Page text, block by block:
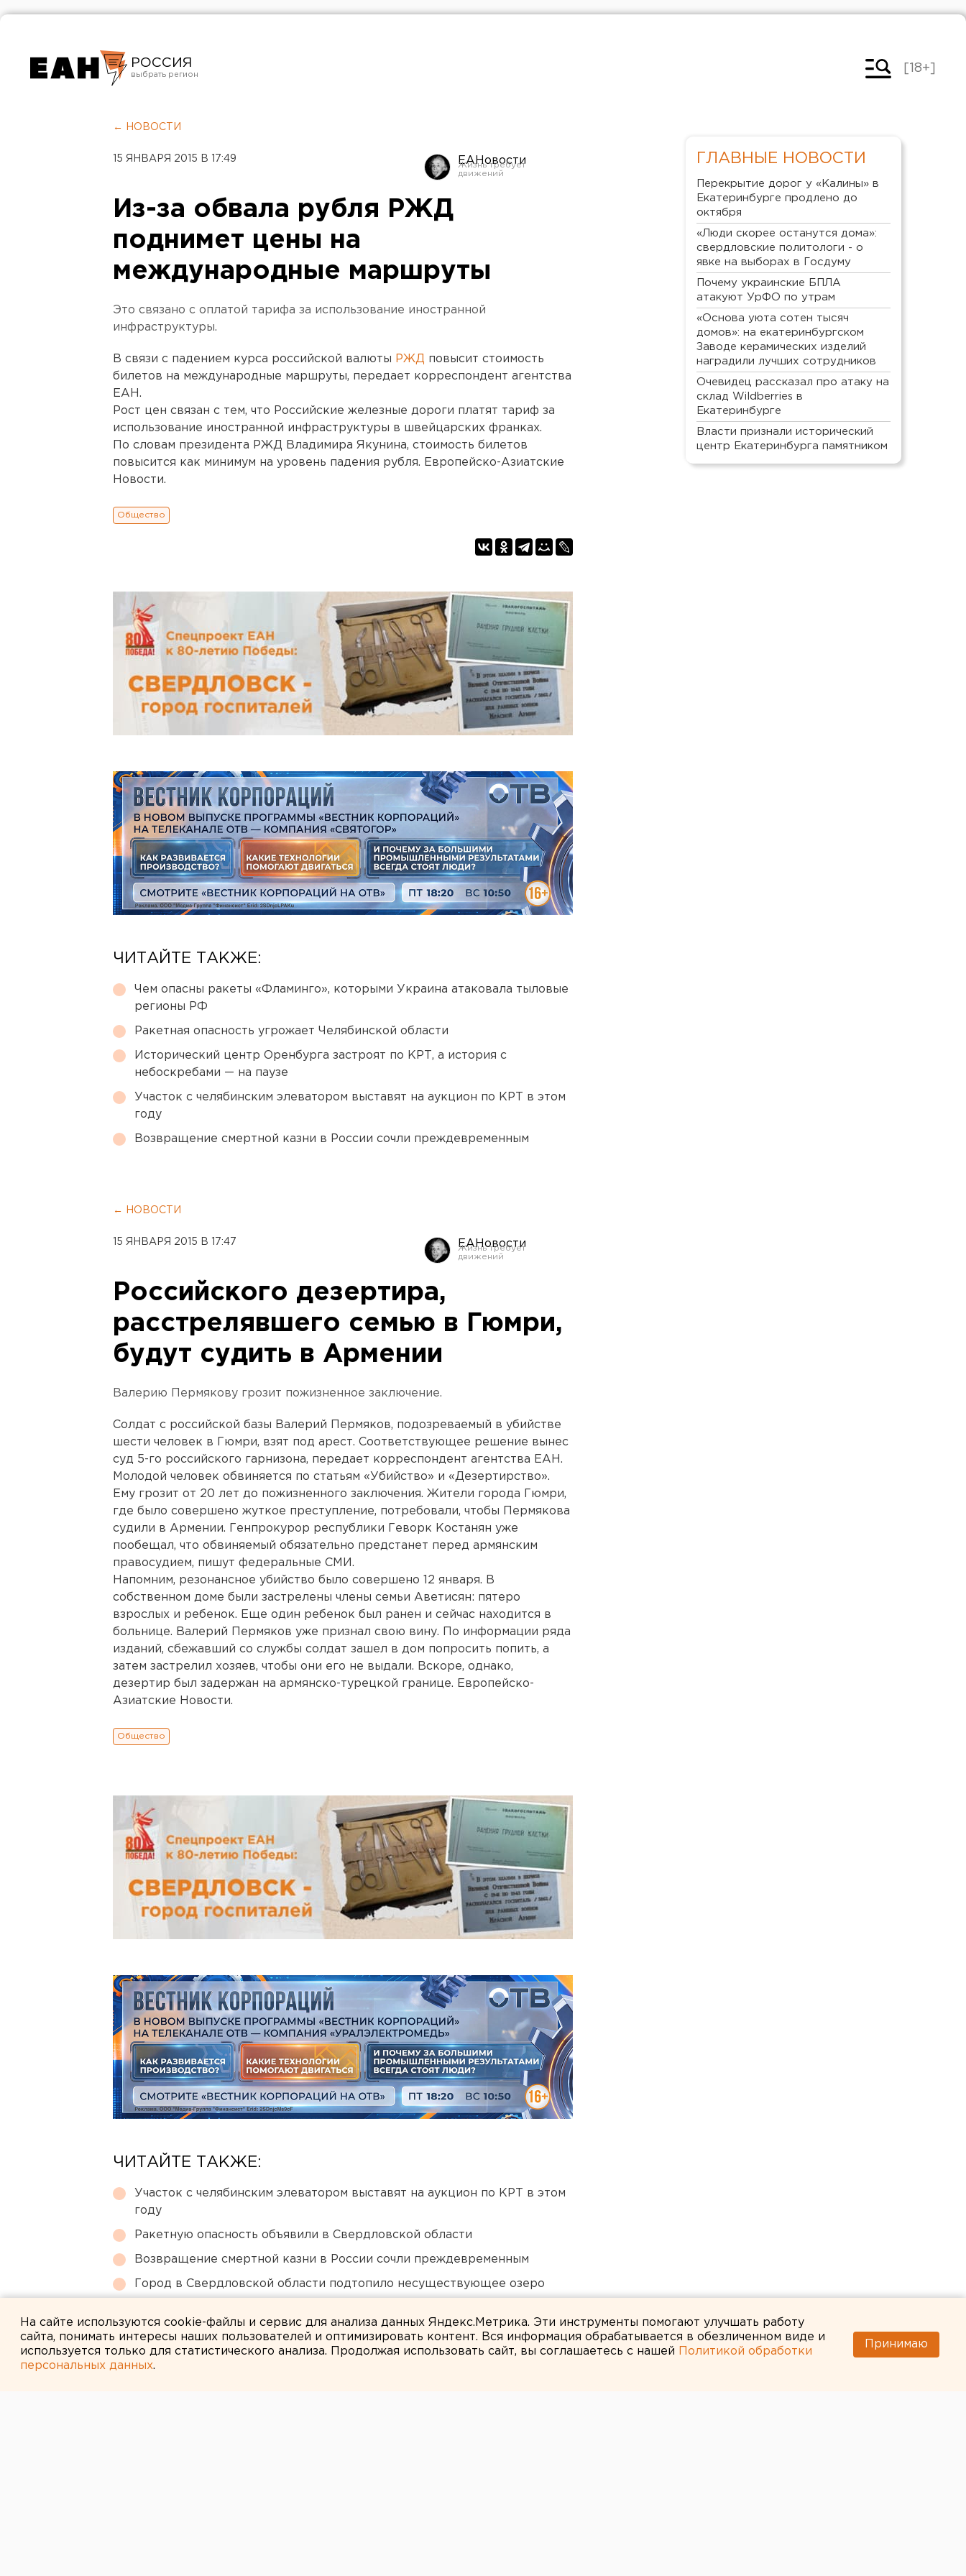
РОССИЯ
Челябинск
[18+]
← НОВОСТИ
15 ЯНВАРЯ 2015 В 17:49 ЕАНовости
Из-за обвала рубля РЖД
поднимет цены на
международные маршруты
Это связано с оплатой тарифа за использование иностранной
инфраструктуры.
В связи с падением курса российской валюты РЖД повысит стоимость
билетов на международные маршруты, передает корреспондент агентства
ЕАН.
Рост цен связан с тем, что Российские железные дороги платят тариф за
использование иностранной инфраструктуры в швейцарских франках.
По словам президента РЖД Владимира Якунина, стоимость билетов
повысится как минимум на уровень падения рубля. Европейско-Азиатские
Новости.
Общество
ЧИТАЙТЕ ТАКЖЕ:
Чем опасны ракеты «Фламинго», которыми Украина атаковала тыловые
регионы РФ
Ракетная опасность угрожает Челябинской области
Исторический центр Оренбурга застроят по КРТ, а история с
небоскребами — на паузе
Участок с челябинским элеватором выставят на аукцион по КРТ в этом
году
Возвращение смертной казни в России сочли преждевременным
← НОВОСТИ
15 ЯНВАРЯ 2015 В 17:47 ЕАНовости
Российского дезертира,
расстрелявшего семью в Гюмри,
будут судить в Армении
Валерию Пермякову грозит пожизненное заключение.
Солдат с российской базы Валерий Пермяков, подозреваемый в убийстве
шести человек в Гюмри, взят под арест. Соответствующее решение вынес
суд 5-го российского гарнизона, передает корреспондент агентства ЕАН.
Молодой человек обвиняется по статьям «Убийство» и «Дезертирство».
Ему грозит от 20 лет до пожизненного заключения. Жители города Гюмри,
где было совершено жуткое преступление, потребовали, чтобы Пермякова
судили в Армении. Генпрокурор республики Геворк Костанян уже
пообещал, что обвиняемый обязательно предстанет перед армянским
правосудием, пишут федеральные СМИ.
Напомним, резонансное убийство было совершено 12 января. В
собственном доме были застрелены члены семьи Аветисян: пятеро
взрослых и ребенок. Еще один ребенок был ранен и сейчас находится в
больнице. Валерий Пермяков уже признал свою вину. По информации ряда
изданий, сбежавший со службы солдат зашел в дом попросить попить, а
затем застрелил хозяев, чтобы они его не выдали. Вскоре, однако,
дезертир был задержан на армянско-турецкой границе. Европейско-
Азиатские Новости.
Общество
ЧИТАЙТЕ ТАКЖЕ:
Участок с челябинским элеватором выставят на аукцион по КРТ в этом
году
Ракетную опасность объявили в Свердловской области
Возвращение смертной казни в России сочли преждевременным
Город в Свердловской области подтопило несуществующее озеро
ГЛАВНЫЕ НОВОСТИ
Перекрытие дорог у «Калины» в
Екатеринбурге продлено до
октября
«Люди скорее останутся дома»:
свердловские политологи - о
явке на выборах в Госдуму
Почему украинские БПЛА
атакуют УрФО по утрам
«Основа уюта сотен тысяч
домов»: на екатеринбургском
Заводе керамических изделий
наградили лучших сотрудников
Очевидец рассказал про атаку на
склад Wildberries в
Екатеринбурге
Власти признали исторический
центр Екатеринбурга памятником
На сайте используются cookie-файлы и сервис для анализа данных Яндекс.Метрика. Эти инструменты помогают улучшать работу
сайта, понимать интересы наших пользователей и оптимизировать контент. Вся информация обрабатывается в обезличенном виде и
используется только для статистического анализа. Продолжая использовать сайт, вы соглашаетесь с нашей
Политикой обработки
персональных данных.
Принимаю